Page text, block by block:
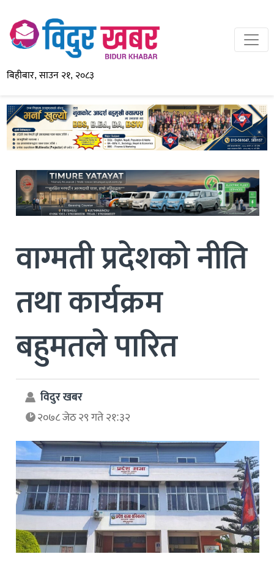
बिहीबार, साउन २१, २०८३
वाग्मती प्रदेशको नीति
तथा कार्यक्रम
बहुमतले पारित
विदुर खबर
२०७८ जेठ २९ गते २१:३२